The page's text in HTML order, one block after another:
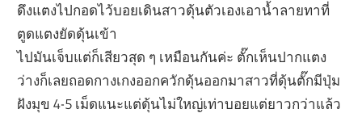
ดึงแตงไปกอดไว้บอยเดินสาวดุ้นตัวเองเอาน้ำลายทาที่
ตูดแตงยัดดุ้นเข้า
ไปมันเจ็บแต่ก็เสียวสุด ๆ เหมือนกันค่ะ ตั๊กเห็นปากแตง
ว่างก็เลยถอดกางเกงออกควักดุ้นออกมาสาวที่ดุ้นตั๊กมีปุ่ม
ฝังมุข 4-5 เม็ดแนะแต่ดุ้นไม่ใหญ่เท่าบอยแต่ยาวกว่าแล้ว